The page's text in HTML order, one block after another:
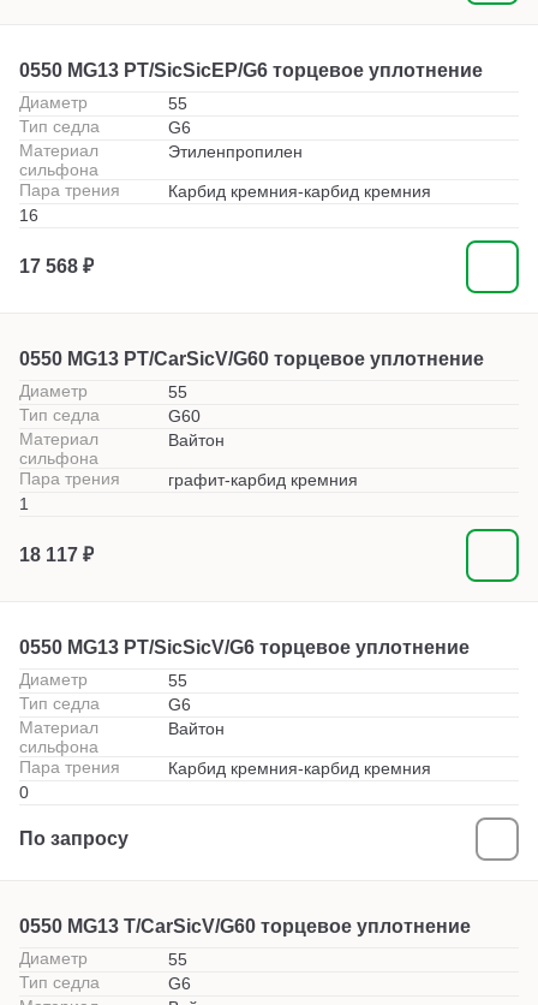
0550 MG13 PT/SicSicEP/G6 торцевое уплотнение
Диаметр
55
Тип седла
G6
Материал
сильфона
Этиленпропилен
Пара трения
Карбид кремния-карбид кремния
16
17 568 ₽
0550 MG13 PT/CarSicV/G60 торцевое уплотнение
Диаметр
55
Тип седла
G60
Материал
сильфона
Вайтон
Пара трения
графит-карбид кремния
1
18 117 ₽
0550 MG13 PT/SicSicV/G6 торцевое уплотнение
Диаметр
55
Тип седла
G6
Материал
сильфона
Вайтон
Пара трения
Карбид кремния-карбид кремния
0
По запросу
0550 MG13 T/CarSicV/G60 торцевое уплотнение
Диаметр
55
Тип седла
G6